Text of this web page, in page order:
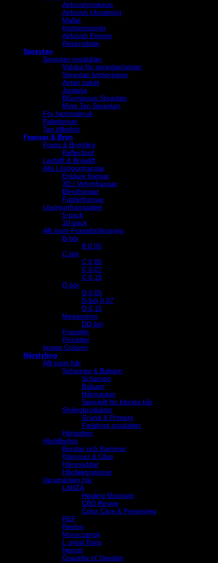
Airbrushmakeup
Airbrush Utrustning
Mallar
Kompressorer
Airbrush Pennor
Reservdelar
Spraytan
Spraytan produkter
Vätska för spraytan/airtan
Spraytan kompressor
Airtan paket
Jantana
BGorgeous Spraytan
Mine Tan Spraytan
För hemmabruk
Paketpriser
Tan tillbehör
Fransar & Bryn
Frans & Brynfärg
Reflectocil
Lashlift & Browlift
Alla Lösögonfransar
Enklare fransar
3D / Volymfransar
Blingfransar
Fjäderfransar
Lösögonfranspaket
5-pack
10-pack
Allt inom Fransförlängning
B-böj
B 0.05
C-böj
C 0,05
C 0,07
C 0,15
D-böj
D 0,05
D-böj 0,07
D 0,15
Megavolym
DD-böj
Franslim
Pincetter
Image Column
Hårstyling
Allt inom hår
Schampo & Balsam
Schampo
Balsam
Hårmasker
Speciellt för blonda hår
Stylingprodukter
Grund & Primers
Finishing produkter
Hårbotten
Hårtillbehör
Borstar och Kammar
Klämmor & Clips
Hårsnoddar
Hårdekorationer
Varumärken hår
LANZA
Healing Moisture
CBD Revive
Color Care & Preserving
REF
Revlon
Moroccanoil
L´oréal Paris
Neccin
Grazette of Sweden